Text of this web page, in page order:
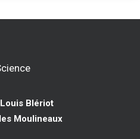
Blériot
Moulineaux